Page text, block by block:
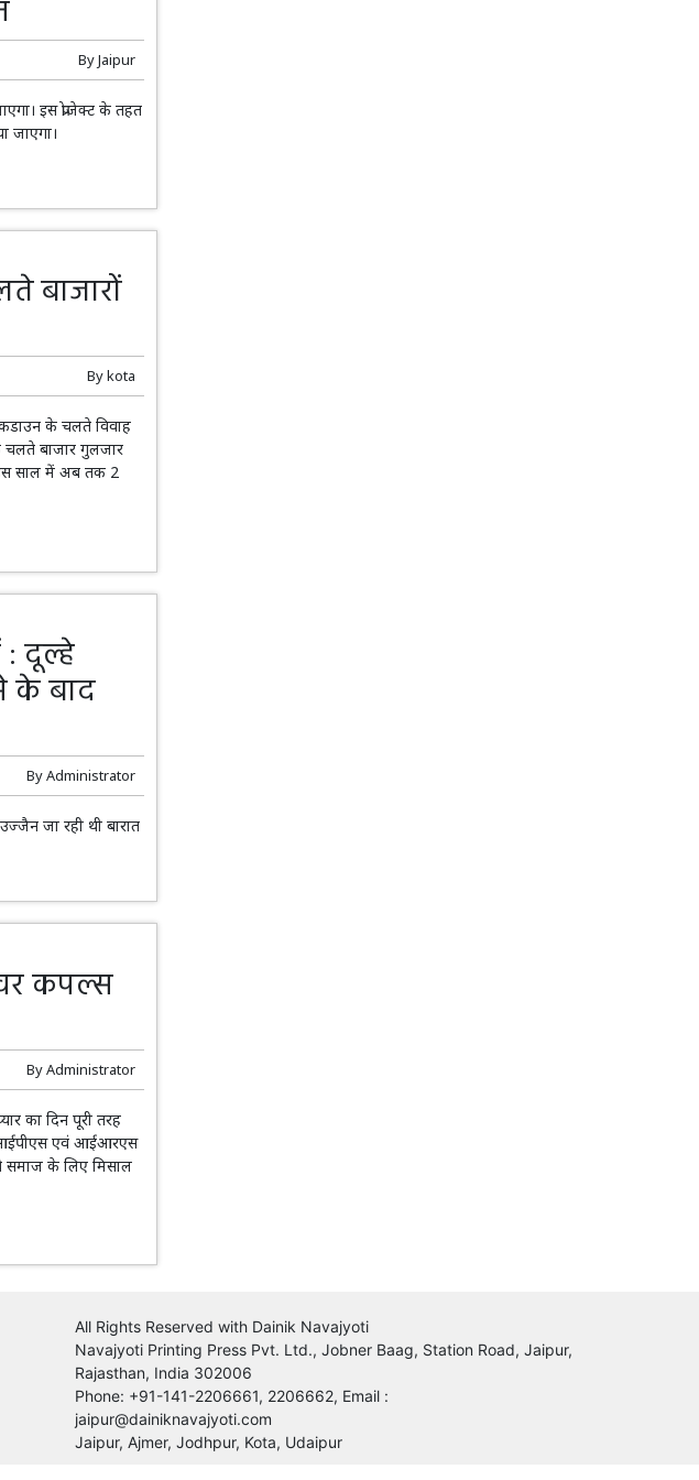
ByJaipur
इस प्रोजेक्ट के तहत
जाएगा।
बाजारों
Bykota
के चलते विवाह
चलते बाजार गुलजार
इस साल में अब तक 2
दूल्हे
के बाद
ByAdministrator
जा रही थी बारात
कपल्स
ByAdministrator
का दिन पूरी तरह
आईपीएस एवं आईआरएस
समाज के लिए मिसाल
All Rights Reserved with Dainik Navajyoti
Navajyoti Printing Press Pvt. Ltd., Jobner Baag, Station Road, Jaipur,
Rajasthan, India 302006
Phone: +91-141-2206661, 2206662, Email :
jaipur@dainiknavajyoti.com
Jaipur, Ajmer, Jodhpur, Kota, Udaipur